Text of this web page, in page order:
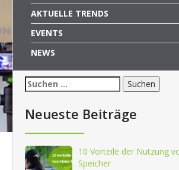
AKTUELLE TRENDS
EVENTS
NEWS
Suchen
nach:
Neueste Beiträge
10 Vorteile der Nutzung
Speicher